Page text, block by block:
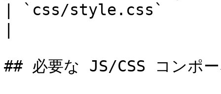
| `css/style.css`        |
## 必要な JS/CSS コンポ